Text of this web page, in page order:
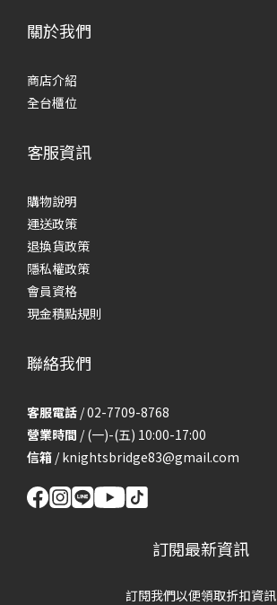
關於我們
商店介紹
全台櫃位
客服資訊
購物說明
運送政策
退換貨政策
隱私權政策
會員資格
現金積點規則
聯絡我們
客服電話 / 02-7709-8768
營業時間 / (一)-(五) 10:00-17:00
信箱 /knightsbridge83@gmail.com
訂閱最新資訊
訂閱我們以便領取折扣資訊